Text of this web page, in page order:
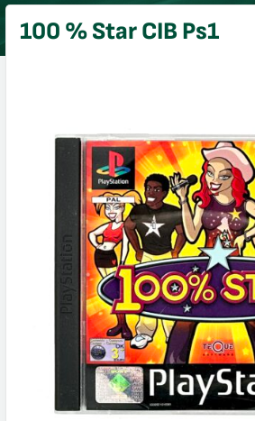
100 % Star CIB Ps1
sulje